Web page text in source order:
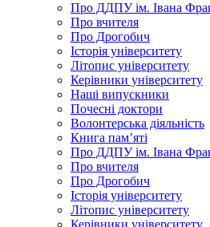
Про ДДПУ ім. Івана
Про вчителя
Про Дрогобич
Історія університету
Літопис університету
Керівники університету
Наші випускники
Почесні доктори
Волонтерська діяльність
Книга пам’яті
Про ДДПУ ім. Івана
Про вчителя
Про Дрогобич
Історія університету
Літопис університету
Керівники університету